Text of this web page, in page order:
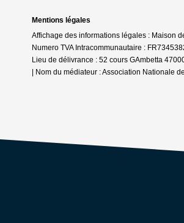
Mentions légales
Affichage des informations légales : Maison
Numero TVA Intracommunautaire :
Lieu de délivrance : 52 cours GAmbetta
| Nom du médiateur : Association Nationale